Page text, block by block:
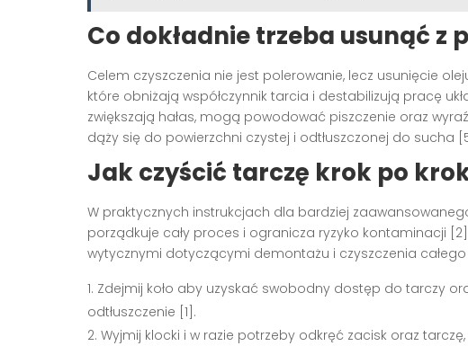
Co dokładnie trzeba usunąć z
Celem czyszczenia nie jest polerowanie, lecz usunięcie
które obniżają współczynnik tarcia i destabilizują pracę
zwiększają hałas, mogą powodować piszczenie oraz
dąży się do powierzchni czystej i odtłuszczonej do sucha
Jak czyścić tarczę krok po
W praktycznych instrukcjach dla bardziej
porządkuje cały proces i ogranicza ryzyko kontaminacji
wytycznymi dotyczącymi demontażu i czyszczenia
Zdejmij koło aby uzyskać swobodny dostęp do tarczy
odtłuszczenie [1].
Wyjmij klocki i w razie potrzeby odkręć zacisk oraz